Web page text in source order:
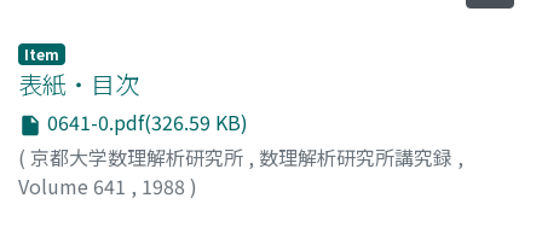
Item
表紙・目次
0641-0.pdf(326.59 KB)
( 京都大学数理解析研究所 , 数理解析研究所講究録 ,
Volume 641 , 1988 )